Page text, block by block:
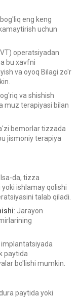
eng keng
uchun
operatsiyadan
bu xavfni
va oyoq Bilagi zo'r
va shishish
muz terapiyasi bilan
bemorlar tizzada
jismoniy terapiya
da, tizza
ishlamay qolishi
talab qiladi.
: Jarayon
implantatsiyada
paytida
bo'lishi mumkin.
paytida yoki